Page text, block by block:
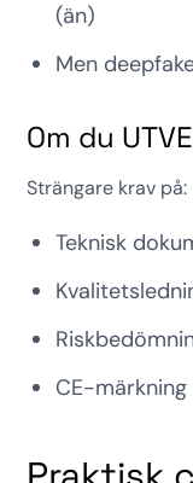
(än)
Men
Om du
Strängare krav på:
Teknisk
CE-